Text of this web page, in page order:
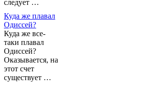
следует …
Куда же плавал
Одиссей?
Куда же все-
таки плавал
Одиссей?
Оказывается, на
этот счет
существует …